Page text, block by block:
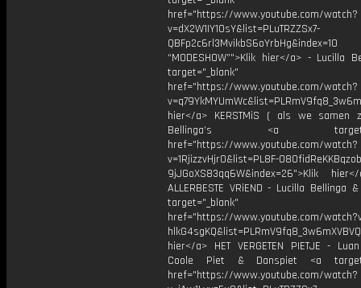
href="https://www.youtube.com/watch?
v=dX2W1IY1OsY&list=PLuTRZZSx7-
QBFp2c6rl3MvikbS6oYrbHg&index=10
“MODESHOW”">Klik hier</a> - Lucilla
target="_blank"
href="https://www.youtube.com/watch?
hier</a> KERSTMiS ( als we samen
Bellinga’s <a
href="https://www.youtube.com/watch?
v=1RjizzvHjr0&list=PL8F-
9jJGoXS83qq6W&index=26">Klik
ALLERBESTE VRiEND - Lucilla Bellinga
target="_blank"
href="https://www.youtube.com/
hier</a> HET VERGETEN PIETJE -
Coole Piet & Danspiet <a
href="https://www.youtube.com/watch?